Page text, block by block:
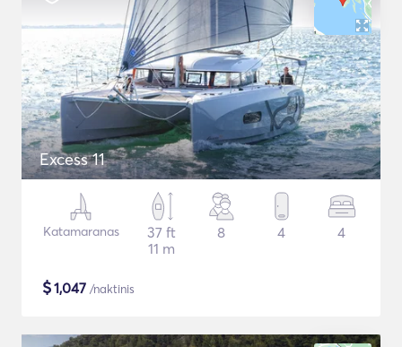
Excess 11
Katamaranas
37 ft
11 m
8 4 4
$1,047 /naktinis